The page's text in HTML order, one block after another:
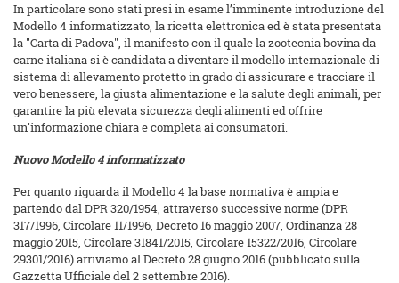
In particolare sono stati presi in esame l’imminente introduzione del
Modello 4 informatizzato, la ricetta elettronica ed è stata presentata
la "Carta di Padova", il manifesto con il quale la zootecnia bovina da
carne italiana si è candidata a diventare il modello internazionale di
sistema di allevamento protetto in grado di assicurare e tracciare il
vero benessere, la giusta alimentazione e la salute degli animali, per
garantire la più elevata sicurezza degli alimenti ed offrire
un'informazione chiara e completa ai consumatori.
Nuovo Modello 4 informatizzato
Per quanto riguarda il Modello 4 la base normativa è ampia e
partendo dal DPR 320/1954, attraverso successive norme (DPR
317/1996, Circolare 11/1996, Decreto 16 maggio 2007, Ordinanza 28
maggio 2015, Circolare 31841/2015, Circolare 15322/2016, Circolare
29301/2016) arriviamo al Decreto 28 giugno 2016 (pubblicato sulla
Gazzetta Ufficiale del 2 settembre 2016).